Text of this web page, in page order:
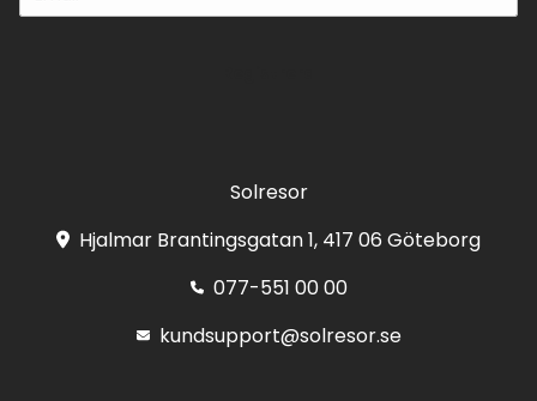
Solresor
Hjalmar Brantingsgatan 1, 417 06 Göteborg
077-551 00 00
kundsupport@solresor.se